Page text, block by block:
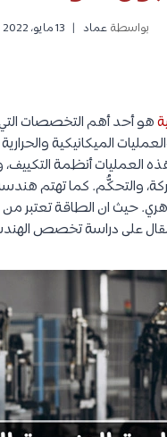
بواسطة عماد 13 مايو، 2022
هو أحد أهم التخصصات التي
الميكانيكية
العمليات أنظمة التكييف،
والتحكُّم. كما تهتم
ان الطاقة تعتبر من
على دراسة تخصص